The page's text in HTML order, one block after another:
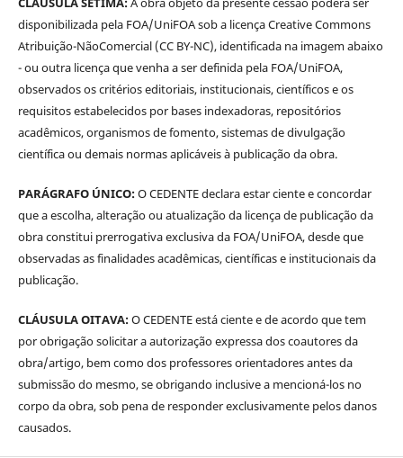
disponibilizada pela FOA/UniFOA sob a licença Creative Commons
Atribuição-NãoComercial (CC BY-NC), identificada na imagem abaixo
- ou outra licença que venha a ser definida pela FOA/UniFOA,
observados os critérios editoriais, institucionais, científicos e os
requisitos estabelecidos por bases indexadoras, repositórios
acadêmicos, organismos de fomento, sistemas de divulgação
científica ou demais normas aplicáveis à publicação da obra.
PARÁGRAFO ÚNICO:O CEDENTE declara estar ciente e concordar
que a escolha, alteração ou atualização da licença de publicação da
obra constitui prerrogativa exclusiva da FOA/UniFOA, desde que
observadas as finalidades acadêmicas, científicas e institucionais da
publicação.
CLÁUSULA OITAVA:O CEDENTE está ciente e de acordo que tem
por obrigação solicitar a autorização expressa dos coautores da
obra/artigo, bem como dos professores orientadores antes da
submissão do mesmo, se obrigando inclusive a mencioná-los no
corpo da obra, sob pena de responder exclusivamente pelos danos
causados.